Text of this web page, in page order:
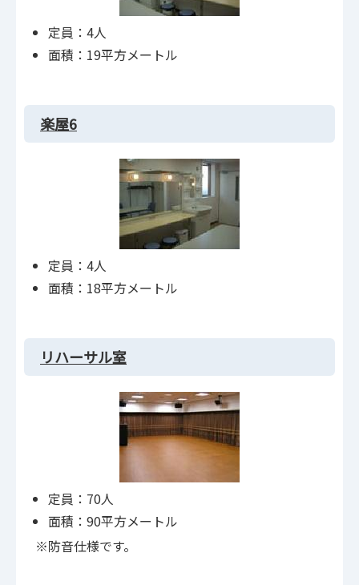
定員：4人
面積：19平方メートル
楽屋6
定員：4人
面積：18平方メートル
リハーサル室
定員：70人
面積：90平方メートル
※防音仕様です。